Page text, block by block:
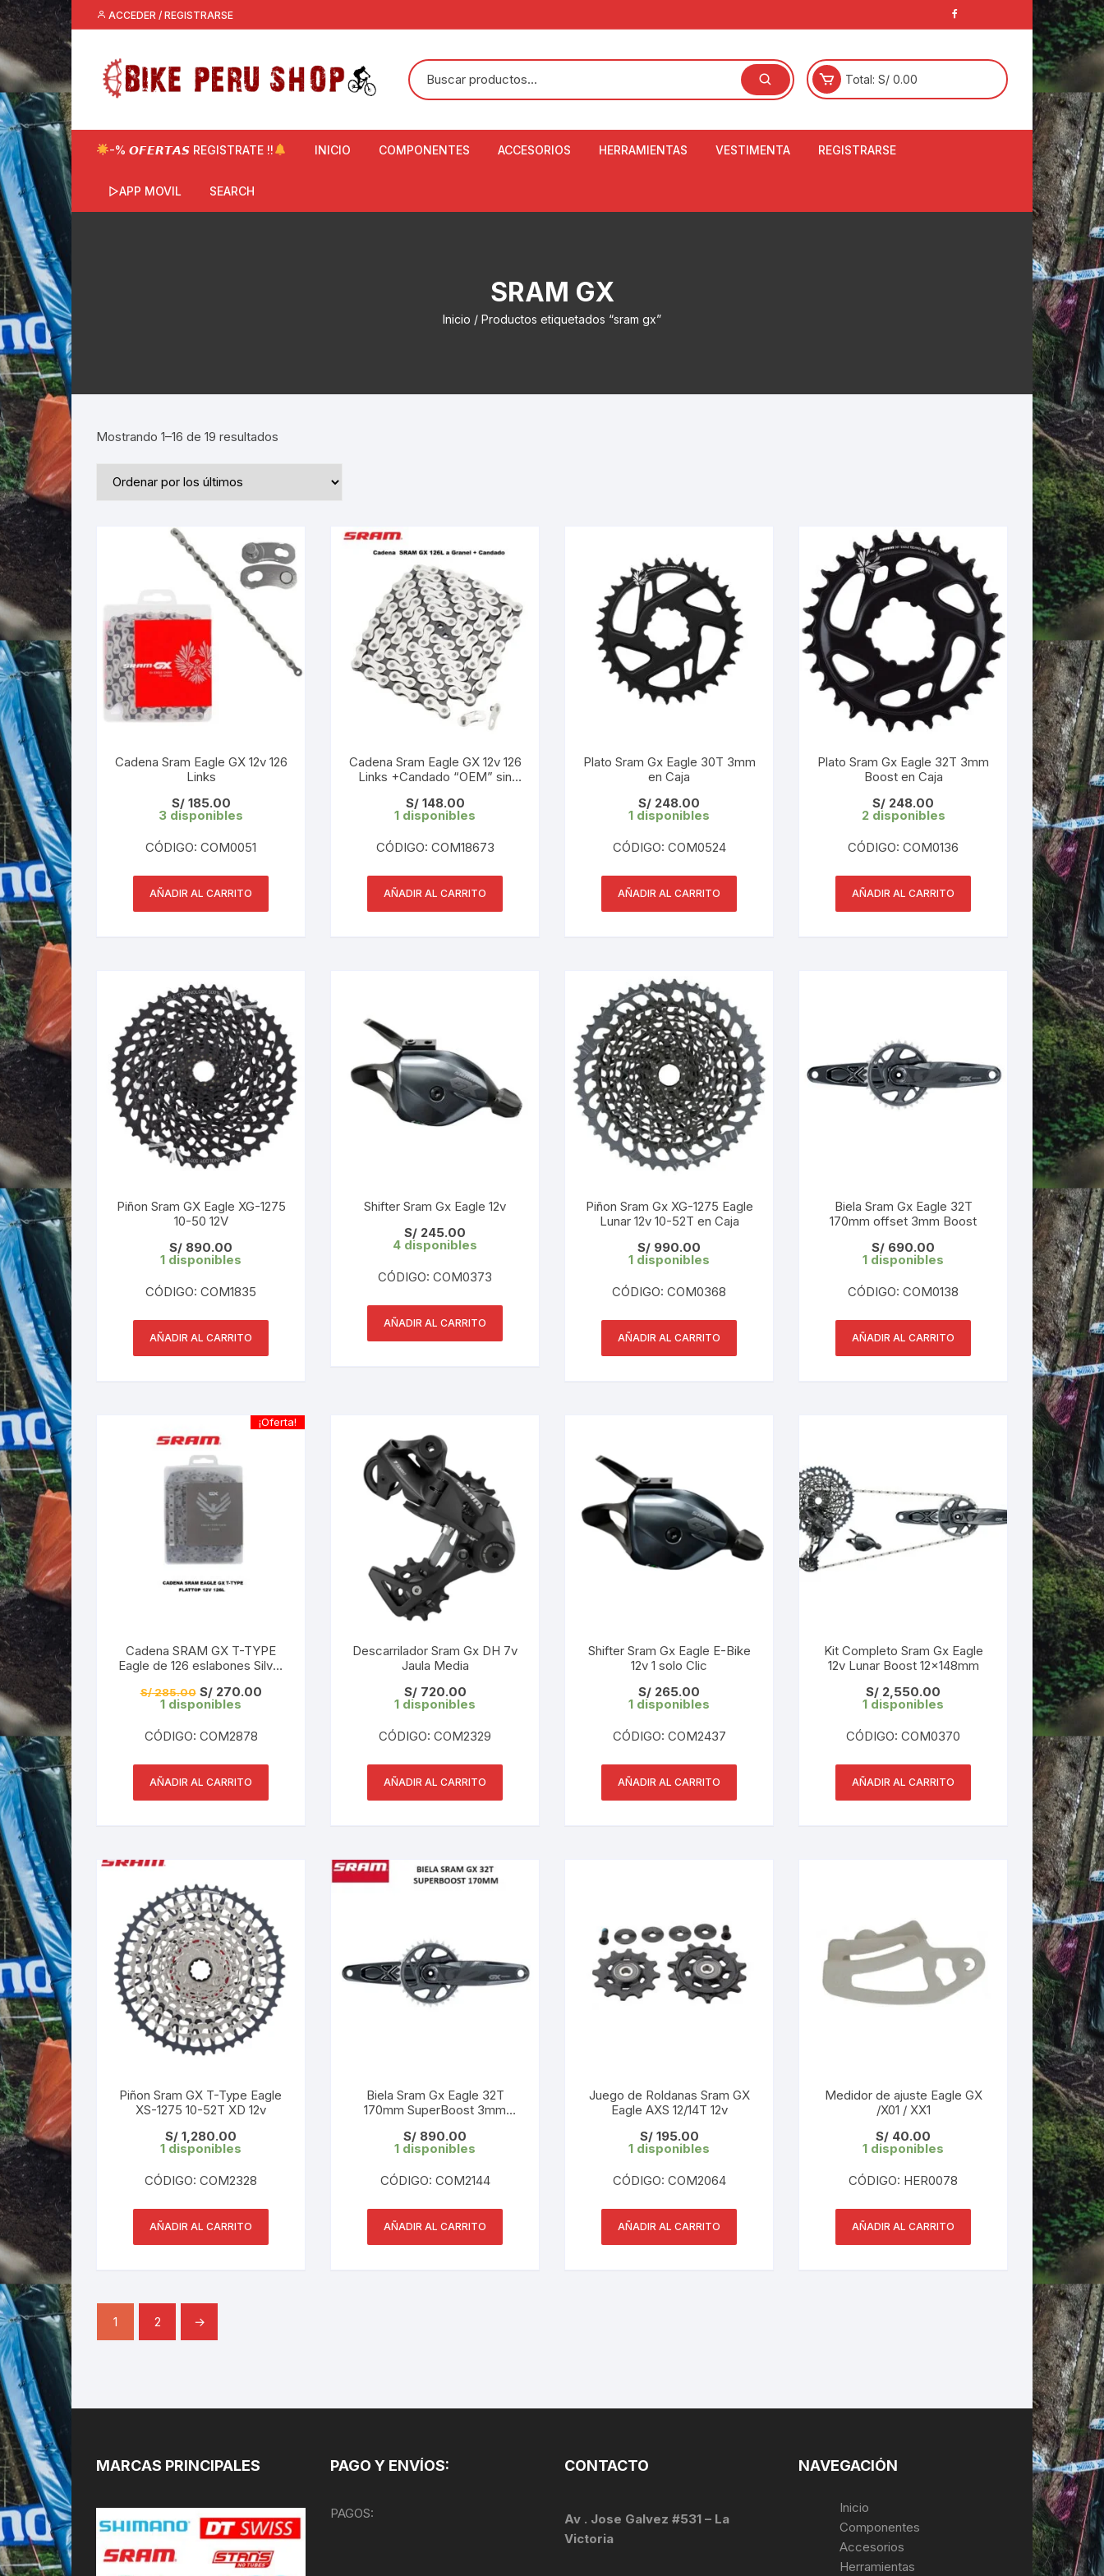
Saltar
al
contenido
ACCEDER / REGISTRARSE
Total: S/0.00
-% 𝙊𝙁𝙀𝙍𝙏𝘼𝙎 REGISTRATE !! INICIO COMPONENTES
BOTTOM BRACKET
CADENA
CALAS
CÁMARAS
CANDADO DE CADENA
/MISSINGLINK
CUADROS
DESCARRILADOR
DESVIADOR
DIRECCIÓN / TASAS
GUIACADENA
HORQUILLA
KIT DE TRANSMISIÓN
LIQUIDO SELLANTES
LLANTAS
MANILLAR / TIMÓN
PASTILLAS
PEDALES
PLATOS
POTENCIA/CODO
RADIOS
ROLDANAS
SILLINES
TIJA/TUBO DE ASIENTO
VÁLVULAS TUBELES
ACCESORIOS
LUCES
MANGAS
PARCHES
PORTAHERRAMIENTAS
PROTECTOR DE CUADRO
PROTECTOR DE FRENO
TAPABARROS
TIMBRE
HERRAMIENTAS
BRACKET
EXTRACTOR DE PIÑON
EXTRACTOR DE TASAS
GRASA
JUEGO DE ALLEN
KIT DE PURGADO
MEDIDOR DE CADENA
OTROS
TRONCHACADENA
VESTIMENTA REGISTRARSE
▷APP MOVIL SEARCH
SRAM GX
Inicio / Productos etiquetados “sram gx”
Mostrando 1–16 de 19 resultados
Cadena Sram Eagle GX 12v 126
Links
S/185.00
3 disponibles
CÓDIGO: COM0051
AÑADIR AL CARRITO
Cadena Sram Eagle GX 12v 126
Links +Candado “OEM” sin
S/148.00
1 disponibles
CÓDIGO: COM18673
AÑADIR AL CARRITO
Plato Sram Gx Eagle 30T 3mm
en Caja
S/ 248.00
1 disponibles
CÓDIGO: COM0524
AÑADIR AL CARRITO
Plato Sram Gx Eagle 32T 3mm
Boost en Caja
S/ 248.00
2 disponibles
CÓDIGO: COM0136
AÑADIR AL CARRITO
Piñon Sram GX Eagle XG-1275
10-50 12V
S/ 890.00
1 disponibles
CÓDIGO: COM1835
AÑADIR AL CARRITO
Shifter Sram Gx Eagle 12v
S/ 245.00
4 disponibles
CÓDIGO: COM0373
AÑADIR AL CARRITO
Piñon Sram Gx XG-1275 Eagle
Lunar 12v 10-52T en Caja
S/ 990.00
1 disponibles
CÓDIGO: COM0368
AÑADIR AL CARRITO
Biela Sram Gx Eagle 32T
170mm offset 3mm Boost
S/ 690.00
1 disponibles
CÓDIGO: COM0138
AÑADIR AL CARRITO
¡Oferta!
Cadena SRAM GX T-TYPE
Eagle de 126 eslabones Silver
S/285.00 El
precio
era:
S/ 285.00.
S/270.00El
1 disponibles
CÓDIGO: COM2878
AÑADIR AL CARRITO
Descarrilador Sram Gx DH 7v
Jaula Media
S/720.00
1 disponibles
CÓDIGO: COM2329
AÑADIR AL CARRITO
Shifter Sram Gx Eagle E-Bike
12v 1 solo Clic
S/ 265.00
1 disponibles
CÓDIGO: COM2437
AÑADIR AL CARRITO
Kit Completo Sram Gx Eagle
12v Lunar Boost 12x148mm
S/ 2,550.00
1 disponibles
CÓDIGO: COM0370
AÑADIR AL CARRITO
Piñon Sram GX T-Type Eagle
XS-1275 10-52T XD 12v
S/ 1,280.00
1 disponibles
CÓDIGO: COM2328
AÑADIR AL CARRITO
Biela Sram Gx Eagle 32T
170mm SuperBoost 3mm
S/ 890.00
1 disponibles
CÓDIGO: COM2144
AÑADIR AL CARRITO
Juego de Roldanas Sram GX
Eagle AXS 12/14T 12v
S/195.00
1 disponibles
CÓDIGO: COM2064
AÑADIR AL CARRITO
Medidor de ajuste Eagle GX
/X01 / XX1
S/ 40.00
1 disponibles
CÓDIGO: HER0078
AÑADIR AL CARRITO
1 2 →
MARCAS PRINCIPALES PAGO Y ENVÍOS:
PAGOS:
CONTACTO
Av . Jose Galvez #531 – La
Victoria
NAVEGACIÓN
Inicio
Componentes
Accesorios
Herramientas